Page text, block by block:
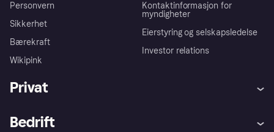
Personvern
Sikkerhet
Bærekraft
Wikipink
Kontaktinformasjon for
myndigheter
Eierstyring og selskapsledelse
Investor relations
Privat
Bedrift